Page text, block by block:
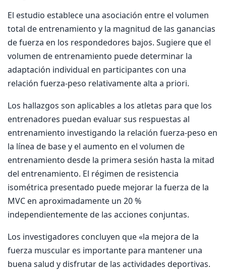
El estudio establece una asociación entre el volumen
total de entrenamiento y la magnitud de las ganancias
de fuerza en los respondedores bajos. Sugiere que el
volumen de entrenamiento puede determinar la
adaptación individual en participantes con una
relación fuerza-peso relativamente alta a priori.
Los hallazgos son aplicables a los atletas para que los
entrenadores puedan evaluar sus respuestas al
entrenamiento investigando la relación fuerza-peso en
la línea de base y el aumento en el volumen de
entrenamiento desde la primera sesión hasta la mitad
del entrenamiento. El régimen de resistencia
isométrica presentado puede mejorar la fuerza de la
MVC en aproximadamente un 20 %
independientemente de las acciones conjuntas.
Los investigadores concluyen que «la mejora de la
fuerza muscular es importante para mantener una
buena salud y disfrutar de las actividades deportivas.